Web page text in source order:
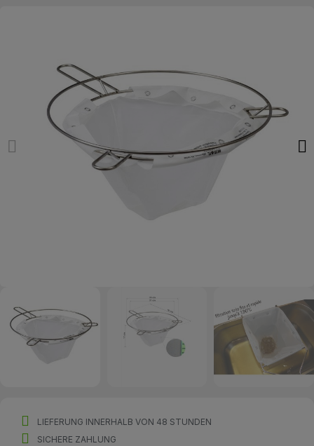
LIEFERUNG INNERHALB VON 48 STUNDEN
SICHERE ZAHLUNG